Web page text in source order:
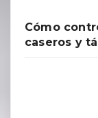
Cómo
caseros y